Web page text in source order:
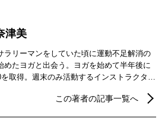
津美
ラリーマンをしていた頃に運動不足解消の
めたヨガと出会う。ヨガを始めて半年後に
を取得。週末のみ活動するインストラクター
ヨガ、ホットヨガ、溶岩ヨガなど様々なス
この著者の記事一覧へ